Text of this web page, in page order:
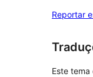
Reportar
Este